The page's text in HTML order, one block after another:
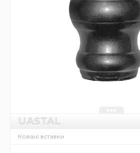
UASTAL
Ковані вставки